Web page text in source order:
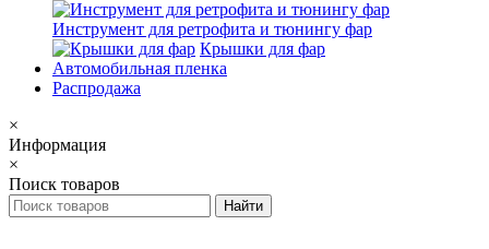
Инструмент для ретрофита и тюнингу фар
Крышки для фар
Автомобильная пленка
Распродажа
×
Информация
×
Поиск товаров